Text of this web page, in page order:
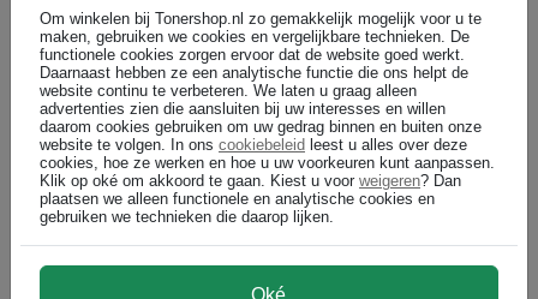
Om winkelen bij Tonershop.nl zo gemakkelijk mogelijk voor u te
maken, gebruiken we cookies en vergelijkbare technieken. De
functionele cookies zorgen ervoor dat de website goed werkt.
Daarnaast hebben ze een analytische functie die ons helpt de
website continu te verbeteren. We laten u graag alleen
advertenties zien die aansluiten bij uw interesses en willen
daarom cookies gebruiken om uw gedrag binnen en buiten onze
website te volgen. In ons cookiebeleid leest u alles over deze
cookies, hoe ze werken en hoe u uw voorkeuren kunt aanpassen.
Klik op oké om akkoord te gaan. Kiest u voor weigeren? Dan
plaatsen we alleen functionele en analytische cookies en
gebruiken we technieken die daarop lijken.
Oké